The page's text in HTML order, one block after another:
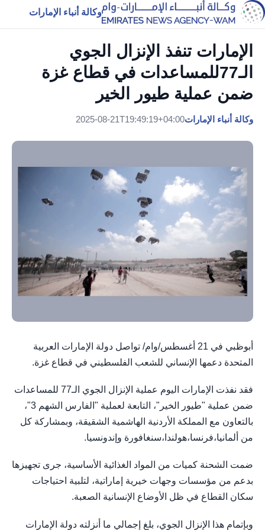
وكالة أنباء الإمارات
الإمارات تنفذ الإنزال الجوي
الـ77للمساعدات في قطاع غزة
ضمن عملية طيور الخير
وكالة أنباء الإمارات2025-08-21T19:49:19+04:00
أبوظبي في 21 أغسطس/وام/ تواصل دولة الإمارات العربية
المتحدة دعمها الإنساني للشعب الفلسطيني في قطاع غزة.
فقد نفذت الإمارات اليوم عملية الإنزال الجوي الـ77 للمساعدات
ضمن عملية "طيور الخير"، التابعة لعملية "الفارس الشهم 3"،
بالتعاون مع المملكة الأردنية الهاشمية الشقيقة، وبمشاركة كل
من ألمانيا،فرنسا،هولندا،سنغافورة وإندونسيا.
ضمت الشحنة كميات من المواد الغذائية الأساسية، جرى تجهيزها
بدعم من مؤسسات وجهات خيرية إماراتية، لتلبية احتياجات
سكان القطاع في ظل الأوضاع الإنسانية الصعبة.
وبإتمام هذا الإنزال الجوي، بلغ إجمالي ما أنزلته دولة الإمارات